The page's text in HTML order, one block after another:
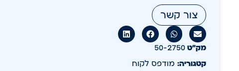
צור קשר
מק״ט 50-2750
קטגוריה: מודפס לקוח